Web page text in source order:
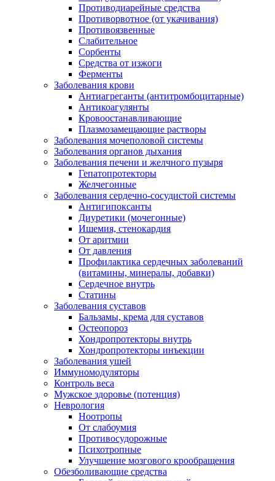
Противодиарейные средства
Противорвотное (от укачивания)
Противоязвенные
Слабительное
Сорбенты
Средства от изжоги
Ферменты
Заболевания крови
Антиагреганты (антитромбоцитарные)
Антикоагулянты
Кровоостанавливающие
Плазмозамещающие растворы
Заболевания мочеполовой системы
Заболевания органов дыхания
Заболевания печени и желчного пузыря
Гепатопротекторы
Желчегонные
Заболевания сердечно-сосудистой системы
Антигипоксанты
Диуретики (мочегонные)
Ишемия, стенокардия
От аритмии
От давления
Профилактика сердечных заболеваний
(витамины, минералы, добавки)
Сердечное внутрь
Статины
Заболевания суставов
Бальзамы, крема для суставов
Остеопороз
Хондропротекторы внутрь
Хондропротекторы инъекции
Заболевания ушей
Иммуномодуляторы
Контроль веса
Мужское здоровье (потенция)
Неврология
Ноотропы
От слабоумия
Противосудорожные
Психотропные
Улучшение мозгового крообращения
Обезболивающие средства